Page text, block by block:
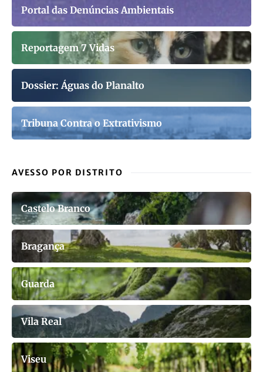
Portal das Denúncias Ambientais
Reportagem 7 Vidas
Dossier: Águas do Planalto
Tribuna Contra o Extrativismo
AVESSO POR DISTRITO
Castelo Branco
Bragança
Guarda
Vila Real
Viseu